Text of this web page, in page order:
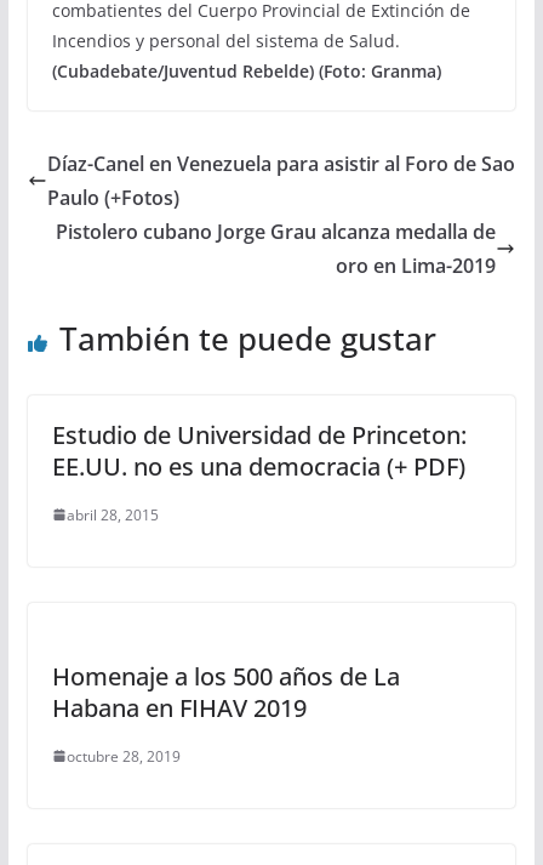
combatientes del Cuerpo Provincial de Extinción de
Incendios y personal del sistema de Salud.
(Cubadebate/Juventud Rebelde) (Foto: Granma)
Díaz-Canel en Venezuela para asistir al Foro de Sao
Paulo (+Fotos)
Pistolero cubano Jorge Grau alcanza medalla de
oro en Lima-2019
También te puede gustar
Estudio de Universidad de Princeton:
EE.UU. no es una democracia (+ PDF)
abril 28, 2015
Homenaje a los 500 años de La
Habana en FIHAV 2019
octubre 28, 2019